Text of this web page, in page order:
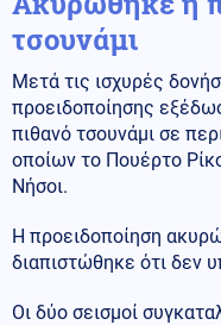
τσουνάμι
Μετά τις ισχυρές
προειδοποίησης
πιθανό τσουνάμι σε
οποίων το Πουέρτο
Νήσοι.
Η προειδοποίηση
διαπιστώθηκε ότι δεν
Οι δύο σεισμοί